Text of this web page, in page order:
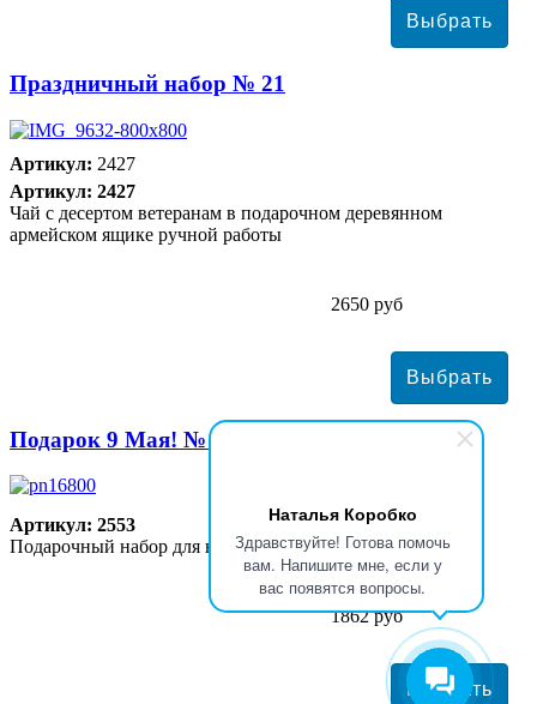
Наталья Коробко
Здравствуйте! Готова помочь
вам. Напишите мне, если у
вас появятся вопросы.
Праздничный набор № 21
Артикул: 2427
Артикул: 2427
Чай с десертом ветеранам в подарочном деревянном
армейском ящике ручной работы
2650 руб
Подарок 9 Мая! № 16
Артикул: 2553
Подарочный набор для ветеранов. Размер: 29*13,5*7,8 см
1862 руб